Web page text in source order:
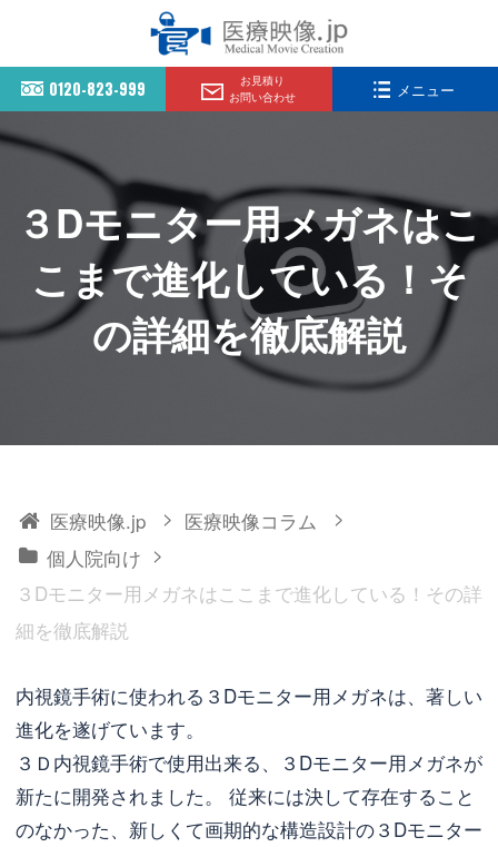
0120-823-999
お見積り
お問い合わせ
メニュー
３Dモニター用メガネはこ
こまで進化している！そ
の詳細を徹底解説
医療映像.jp > 医療映像コラム
>
個人院向け >
３Dモニター用メガネはここまで進化している！その詳
細を徹底解説
内視鏡手術に使われる３Dモニター用メガネは、著しい
進化を遂げています。
３Ｄ内視鏡手術で使用出来る、３Dモニター用メガネが
新たに開発されました。 従来には決して存在すること
のなかった、新しくて画期的な構造設計の３Dモニター